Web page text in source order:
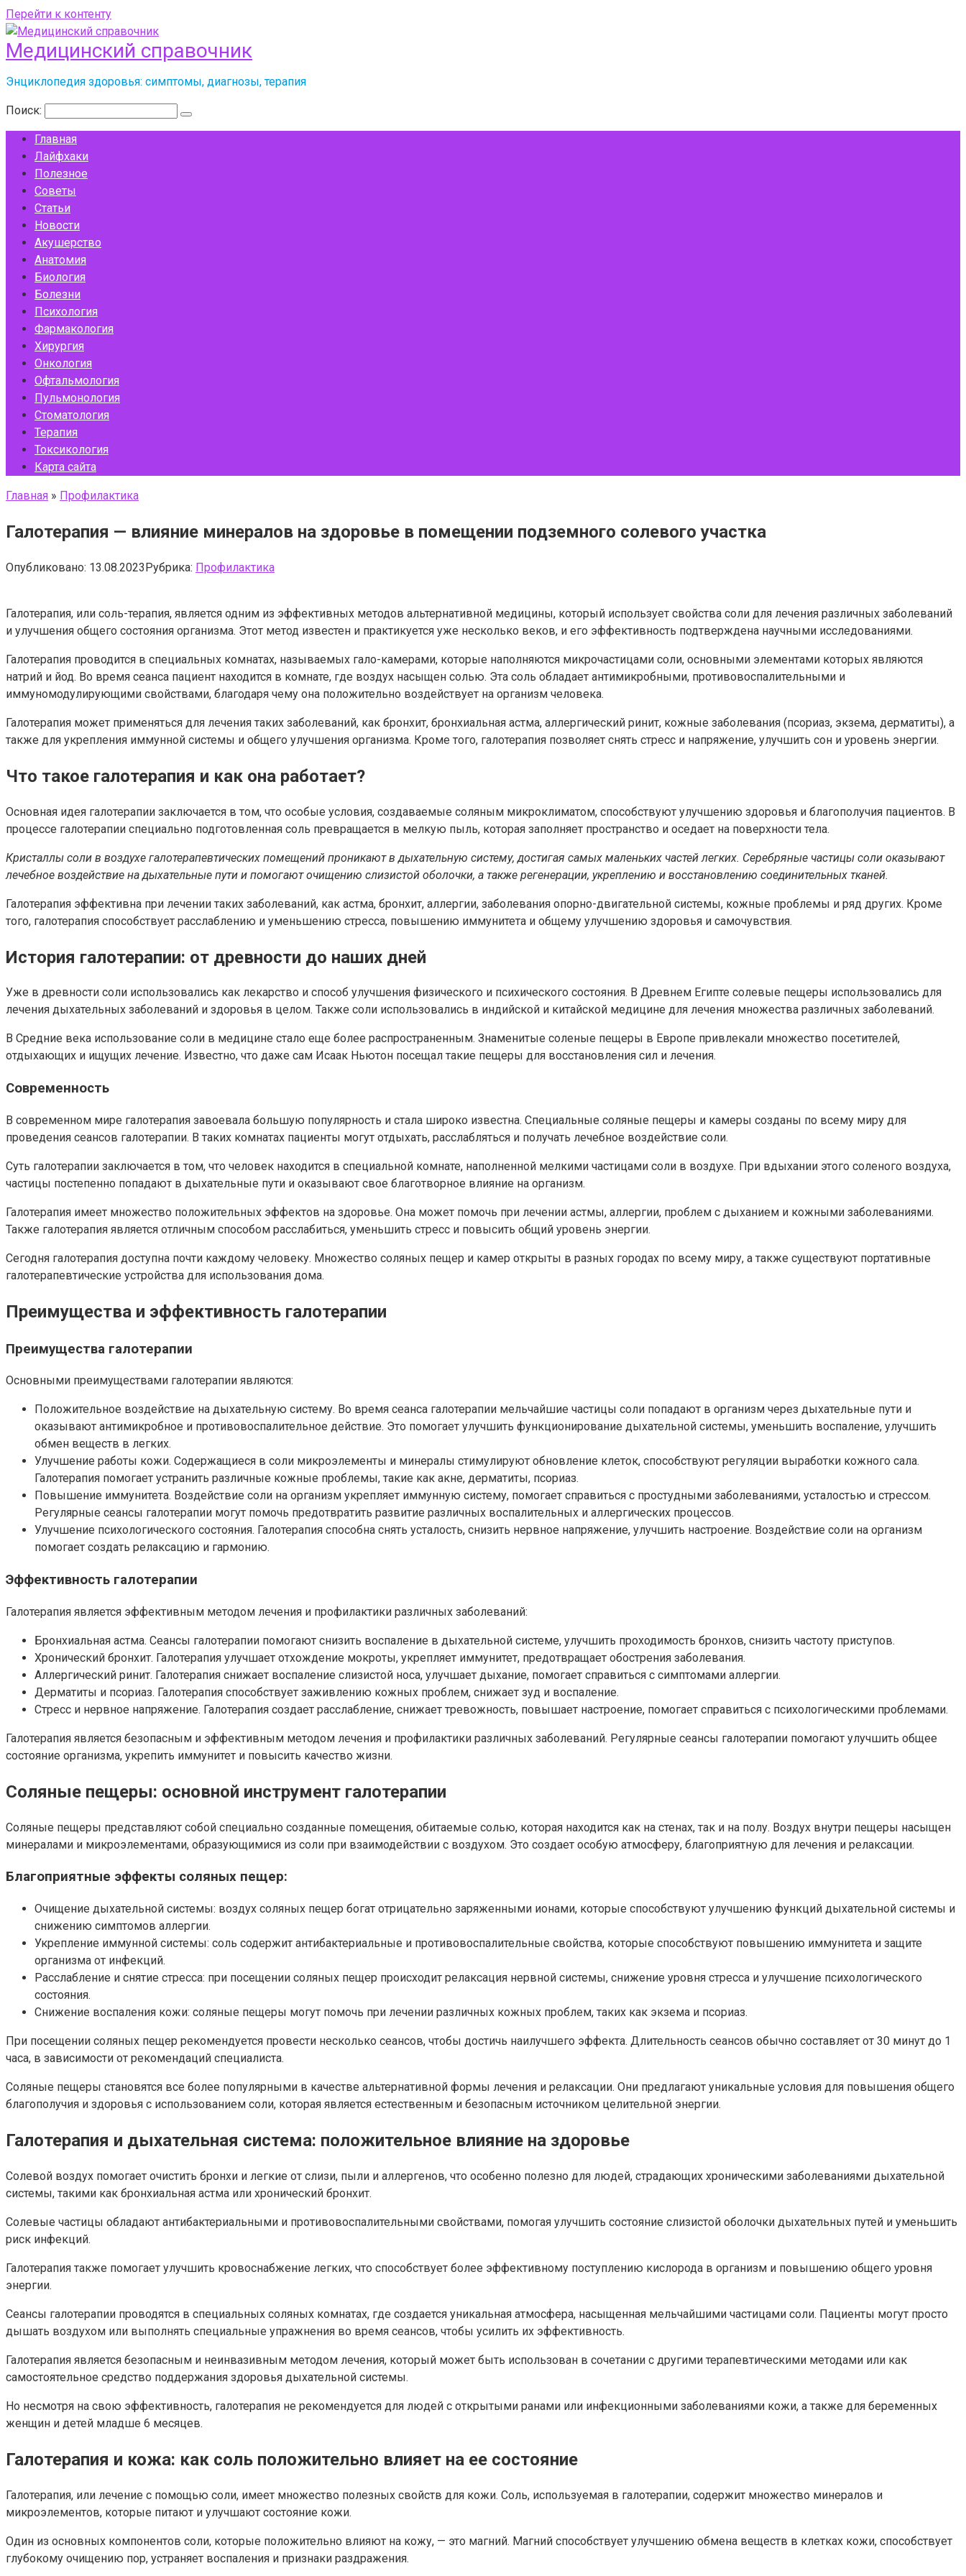
Перейти к контенту
Медицинский справочник
Энциклопедия здоровья: симптомы, диагнозы, терапия
Поиск:
Главная
Лайфхаки
Полезное
Советы
Статьи
Новости
Акушерство
Анатомия
Биология
Болезни
Психология
Фармакология
Хирургия
Онкология
Офтальмология
Пульмонология
Стоматология
Терапия
Токсикология
Карта сайта
Главная » Профилактика
Галотерапия — влияние минералов на здоровье в помещении подземного солевого участка
Опубликовано: 13.08.2023Рубрика: Профилактика
Галотерапия, или соль-терапия, является одним из эффективных методов альтернативной медицины, который использует свойства соли для лечения различных заболеваний
и улучшения общего состояния организма. Этот метод известен и практикуется уже несколько веков, и его эффективность подтверждена научными исследованиями.
Галотерапия проводится в специальных комнатах, называемых гало-камерами, которые наполняются микрочастицами соли, основными элементами которых являются
натрий и йод. Во время сеанса пациент находится в комнате, где воздух насыщен солью. Эта соль обладает антимикробными, противовоспалительными и
иммуномодулирующими свойствами, благодаря чему она положительно воздействует на организм человека.
Галотерапия может применяться для лечения таких заболеваний, как бронхит, бронхиальная астма, аллергический ринит, кожные заболевания (псориаз, экзема, дерматиты), а
также для укрепления иммунной системы и общего улучшения организма. Кроме того, галотерапия позволяет снять стресс и напряжение, улучшить сон и уровень энергии.
Что такое галотерапия и как она работает?
Основная идея галотерапии заключается в том, что особые условия, создаваемые соляным микроклиматом, способствуют улучшению здоровья и благополучия пациентов. В
процессе галотерапии специально подготовленная соль превращается в мелкую пыль, которая заполняет пространство и оседает на поверхности тела.
Кристаллы соли в воздухе галотерапевтических помещений проникают в дыхательную систему, достигая самых маленьких частей легких. Серебряные частицы соли оказывают
лечебное воздействие на дыхательные пути и помогают очищению слизистой оболочки, а также регенерации, укреплению и восстановлению соединительных тканей.
Галотерапия эффективна при лечении таких заболеваний, как астма, бронхит, аллергии, заболевания опорно-двигательной системы, кожные проблемы и ряд других. Кроме
того, галотерапия способствует расслаблению и уменьшению стресса, повышению иммунитета и общему улучшению здоровья и самочувствия.
История галотерапии: от древности до наших дней
Уже в древности соли использовались как лекарство и способ улучшения физического и психического состояния. В Древнем Египте солевые пещеры использовались для
лечения дыхательных заболеваний и здоровья в целом. Также соли использовались в индийской и китайской медицине для лечения множества различных заболеваний.
В Средние века использование соли в медицине стало еще более распространенным. Знаменитые соленые пещеры в Европе привлекали множество посетителей,
отдыхающих и ищущих лечение. Известно, что даже сам Исаак Ньютон посещал такие пещеры для восстановления сил и лечения.
Современность
В современном мире галотерапия завоевала большую популярность и стала широко известна. Специальные соляные пещеры и камеры созданы по всему миру для
проведения сеансов галотерапии. В таких комнатах пациенты могут отдыхать, расслабляться и получать лечебное воздействие соли.
Суть галотерапии заключается в том, что человек находится в специальной комнате, наполненной мелкими частицами соли в воздухе. При вдыхании этого соленого воздуха,
частицы постепенно попадают в дыхательные пути и оказывают свое благотворное влияние на организм.
Галотерапия имеет множество положительных эффектов на здоровье. Она может помочь при лечении астмы, аллергии, проблем с дыханием и кожными заболеваниями.
Также галотерапия является отличным способом расслабиться, уменьшить стресс и повысить общий уровень энергии.
Сегодня галотерапия доступна почти каждому человеку. Множество соляных пещер и камер открыты в разных городах по всему миру, а также существуют портативные
галотерапевтические устройства для использования дома.
Преимущества и эффективность галотерапии
Преимущества галотерапии
Основными преимуществами галотерапии являются:
Положительное воздействие на дыхательную систему. Во время сеанса галотерапии мельчайшие частицы соли попадают в организм через дыхательные пути и
оказывают антимикробное и противовоспалительное действие. Это помогает улучшить функционирование дыхательной системы, уменьшить воспаление, улучшить
обмен веществ в легких.
Улучшение работы кожи. Содержащиеся в соли микроэлементы и минералы стимулируют обновление клеток, способствуют регуляции выработки кожного сала.
Галотерапия помогает устранить различные кожные проблемы, такие как акне, дерматиты, псориаз.
Повышение иммунитета. Воздействие соли на организм укрепляет иммунную систему, помогает справиться с простудными заболеваниями, усталостью и стрессом.
Регулярные сеансы галотерапии могут помочь предотвратить развитие различных воспалительных и аллергических процессов.
Улучшение психологического состояния. Галотерапия способна снять усталость, снизить нервное напряжение, улучшить настроение. Воздействие соли на организм
помогает создать релаксацию и гармонию.
Эффективность галотерапии
Галотерапия является эффективным методом лечения и профилактики различных заболеваний:
Бронхиальная астма. Сеансы галотерапии помогают снизить воспаление в дыхательной системе, улучшить проходимость бронхов, снизить частоту приступов.
Хронический бронхит. Галотерапия улучшает отхождение мокроты, укрепляет иммунитет, предотвращает обострения заболевания.
Аллергический ринит. Галотерапия снижает воспаление слизистой носа, улучшает дыхание, помогает справиться с симптомами аллергии.
Дерматиты и псориаз. Галотерапия способствует заживлению кожных проблем, снижает зуд и воспаление.
Стресс и нервное напряжение. Галотерапия создает расслабление, снижает тревожность, повышает настроение, помогает справиться с психологическими проблемами.
Галотерапия является безопасным и эффективным методом лечения и профилактики различных заболеваний. Регулярные сеансы галотерапии помогают улучшить общее
состояние организма, укрепить иммунитет и повысить качество жизни.
Соляные пещеры: основной инструмент галотерапии
Соляные пещеры представляют собой специально созданные помещения, обитаемые солью, которая находится как на стенах, так и на полу. Воздух внутри пещеры насыщен
минералами и микроэлементами, образующимися из соли при взаимодействии с воздухом. Это создает особую атмосферу, благоприятную для лечения и релаксации.
Благоприятные эффекты соляных пещер:
Очищение дыхательной системы: воздух соляных пещер богат отрицательно заряженными ионами, которые способствуют улучшению функций дыхательной системы и
снижению симптомов аллергии.
Укрепление иммунной системы: соль содержит антибактериальные и противовоспалительные свойства, которые способствуют повышению иммунитета и защите
организма от инфекций.
Расслабление и снятие стресса: при посещении соляных пещер происходит релаксация нервной системы, снижение уровня стресса и улучшение психологического
состояния.
Снижение воспаления кожи: соляные пещеры могут помочь при лечении различных кожных проблем, таких как экзема и псориаз.
При посещении соляных пещер рекомендуется провести несколько сеансов, чтобы достичь наилучшего эффекта. Длительность сеансов обычно составляет от 30 минут до 1
часа, в зависимости от рекомендаций специалиста.
Соляные пещеры становятся все более популярными в качестве альтернативной формы лечения и релаксации. Они предлагают уникальные условия для повышения общего
благополучия и здоровья с использованием соли, которая является естественным и безопасным источником целительной энергии.
Галотерапия и дыхательная система: положительное влияние на здоровье
Солевой воздух помогает очистить бронхи и легкие от слизи, пыли и аллергенов, что особенно полезно для людей, страдающих хроническими заболеваниями дыхательной
системы, такими как бронхиальная астма или хронический бронхит.
Солевые частицы обладают антибактериальными и противовоспалительными свойствами, помогая улучшить состояние слизистой оболочки дыхательных путей и уменьшить
риск инфекций.
Галотерапия также помогает улучшить кровоснабжение легких, что способствует более эффективному поступлению кислорода в организм и повышению общего уровня
энергии.
Сеансы галотерапии проводятся в специальных соляных комнатах, где создается уникальная атмосфера, насыщенная мельчайшими частицами соли. Пациенты могут просто
дышать воздухом или выполнять специальные упражнения во время сеансов, чтобы усилить их эффективность.
Галотерапия является безопасным и неинвазивным методом лечения, который может быть использован в сочетании с другими терапевтическими методами или как
самостоятельное средство поддержания здоровья дыхательной системы.
Но несмотря на свою эффективность, галотерапия не рекомендуется для людей с открытыми ранами или инфекционными заболеваниями кожи, а также для беременных
женщин и детей младше 6 месяцев.
Галотерапия и кожа: как соль положительно влияет на ее состояние
Галотерапия, или лечение с помощью соли, имеет множество полезных свойств для кожи. Соль, используемая в галотерапии, содержит множество минералов и
микроэлементов, которые питают и улучшают состояние кожи.
Один из основных компонентов соли, которые положительно влияют на кожу, — это магний. Магний способствует улучшению обмена веществ в клетках кожи, способствует
глубокому очищению пор, устраняет воспаления и признаки раздражения.